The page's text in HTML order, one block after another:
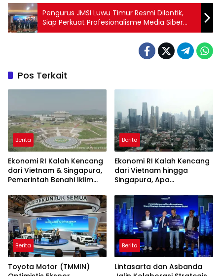
Pengurus JMSI Luwu Timur Resmi Dilantik,
Siap Perkuat Profesionalisme Media Siber
hingga 2031
Pos Terkait
Berita
Ekonomi RI Kalah Kencang
dari Vietnam & Singapura,
Pemerintah Benahi Iklim
Berita
Ekonomi RI Kalah Kencang
dari Vietnam hingga
Singapura, Apa
Berita
Toyota Motor (TMMIN)
Berita
Lintasarta dan Asbanda